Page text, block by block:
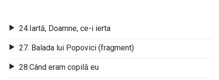
24.Iartă, Doamne, ce-i ierta
27. Balada lui Popovici (fragment)
28.Când eram copilă eu